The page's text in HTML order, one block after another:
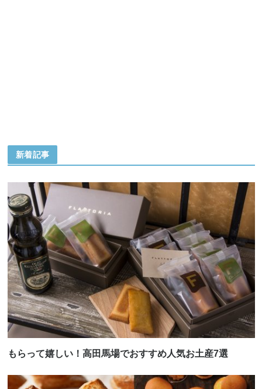
新着記事
もらって嬉しい！高田馬場でおすすめ人気お土産7選